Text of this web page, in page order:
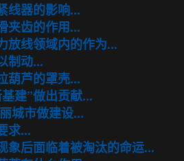
线器的影响...
夹齿的作用...
放线领域内的作为...
制动...
葫芦的罩壳...
建”做出贡献...
城市做建设...
求...
象后面临着被淘汰的命运...